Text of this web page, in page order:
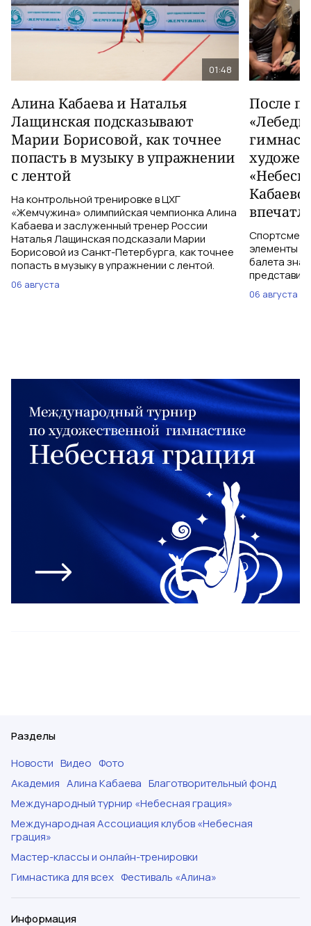
01:48
Алина Кабаева и Наталья
Лащинская подсказывают
Марии Борисовой, как точнее
попасть в музыку в упражнении
с лентой
На контрольной тренировке в ЦХГ
«Жемчужина» олимпийская чемпионка Алина
Кабаева и заслуженный тренер России
Наталья Лащинская подсказали Марии
Борисовой из Санкт-Петербурга, как точнее
попасть в музыку в упражнении с лентой.
06 августа
После
элементы
балета
06 августа
Разделы
Новости Видео Фото
Академия Алина Кабаева Благотворительный фонд
Международный турнир «Небесная грация»
Международная Ассоциация клубов «Небесная
грация»
Мастер-классы и онлайн-тренировки
Гимнастика для всех Фестиваль «Алина»
Информация